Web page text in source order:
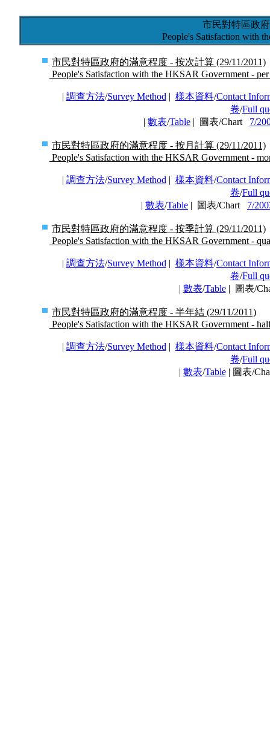
市民對特區政
People's Satisfaction with
市民對特區政府的滿意程度 - 按次計算 (29/11/2011)
People's Satisfaction with the HKSAR Government -
| 調查方法/Survey Method | 樣本資料/Contact
卷/Full
| 數表/Table | 圖表/Chart 7/
市民對特區政府的滿意程度 - 按月計算 (29/11/2011)
People's Satisfaction with the HKSAR Government -
| 調查方法/Survey Method | 樣本資料/Contact
卷/Full
| 數表/Table | 圖表/Chart 7/
市民對特區政府的滿意程度 - 按季計算 (29/11/2011)
People's Satisfaction with the HKSAR Government -
| 調查方法/Survey Method | 樣本資料/Contact
卷/Full
| 數表/Table| 圖表/
市民對特區政府的滿意程度 - 半年結 (29/11/2011)
People's Satisfaction with the HKSAR Government -
| 調查方法/Survey Method | 樣本資料/Contact
卷/Full
| 數表/Table| 圖表/